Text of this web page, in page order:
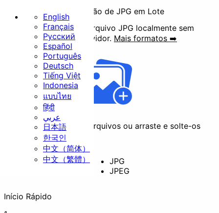
Início
Redimensionar Cortar
Segurança
Compressão de JPG em Lote
Reduza o tamanho do arquivo JPG localmente sem
fazer upload para o servidor. Mais formatos ➡️
Clique para selecionar arquivos ou arraste e solte-os
JPG
JPEG
Início Rápido
English
Français
Русский
Español
Português
Deutsch
Tiếng Việt
Indonesia
แบบไทย
हिंदी
عربي
日本語
한국인
中文（简体）
中文（繁體）